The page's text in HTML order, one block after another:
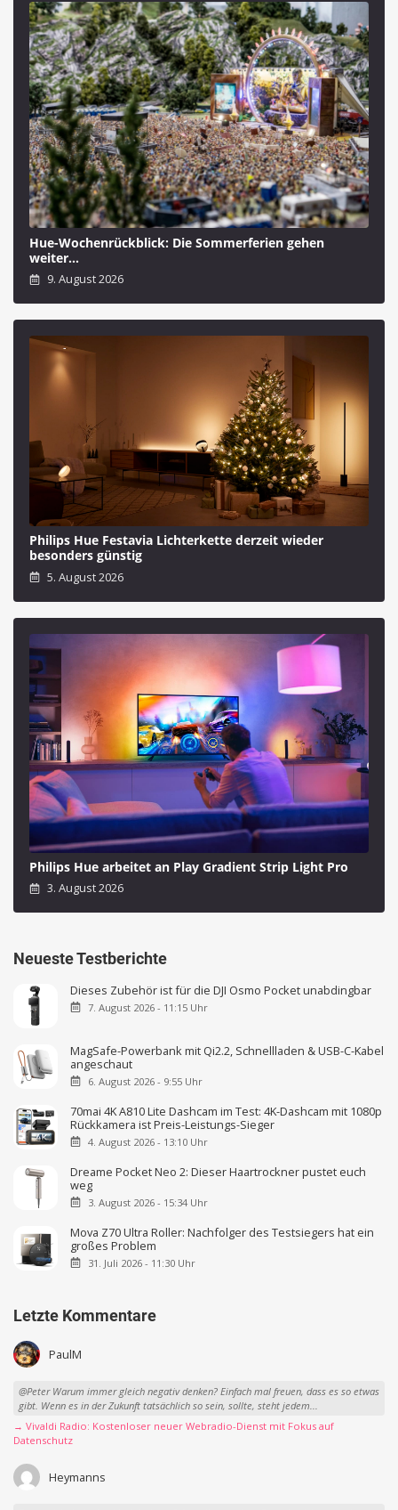
Hue-Wochenrückblick: Die Sommerferien gehen
weiter…
9. August 2026
Philips Hue Festavia Lichterkette derzeit wieder
besonders günstig
5. August 2026
Philips Hue arbeitet an Play Gradient Strip Light Pro
3. August 2026
Neueste Testberichte
Dieses Zubehör ist für die DJI Osmo Pocket unabdingbar
7. August 2026 - 11:15 Uhr
MagSafe-Powerbank mit Qi2.2, Schnellladen & USB-C-Kabel
angeschaut
6. August 2026 - 9:55 Uhr
70mai 4K A810 Lite Dashcam im Test: 4K-Dashcam mit 1080p
Rückkamera ist Preis-Leistungs-Sieger
4. August 2026 - 13:10 Uhr
Dreame Pocket Neo 2: Dieser Haartrockner pustet euch
weg
3. August 2026 - 15:34 Uhr
Mova Z70 Ultra Roller: Nachfolger des Testsiegers hat ein
großes Problem
31. Juli 2026 - 11:30 Uhr
Letzte Kommentare
PaulM
@Peter Warum immer gleich negativ denken? Einfach mal freuen, dass es so etwas
gibt. Wenn es in der Zukunft tatsächlich so sein, sollte, steht jedem...
→ Vivaldi Radio: Kostenloser neuer Webradio-Dienst mit Fokus auf
Datenschutz
Heymanns